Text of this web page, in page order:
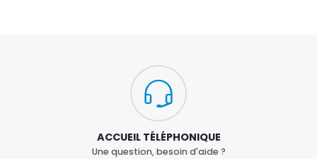
ACCUEIL TÉLÉPHONIQUE
Une question, besoin d'aide ?